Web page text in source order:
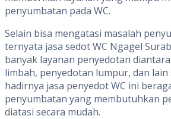
penyumbatan pada WC.
Selain bisa mengatasi masalah
ternyata jasa sedot WC Ngagel
banyak layanan penyedotan
limbah, penyedotan lumpur, dan lain
hadirnya jasa penyedot WC ini
penyumbatan yang membutuhkan
diatasi secara mudah.